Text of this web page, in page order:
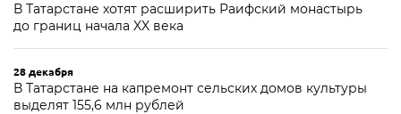
В Татарстане хотят расширить Раифский монастырь
до границ начала XX века
28 декабря
В Татарстане на капремонт сельских домов культуры
выделят 155,6 млн рублей